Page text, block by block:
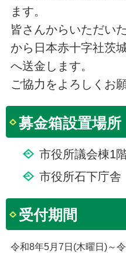
ます。
皆さんからいただい
から日本赤十字社茨
へ送金します。
ご協力をよろしくお
募金箱設置場所
市役所議会棟1
市役所石下庁舎
受付期間
令和8年5月7日(木曜日)～